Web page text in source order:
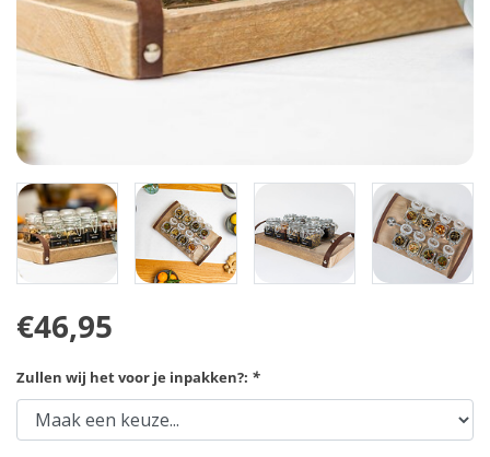
€46,95
Zullen wij het voor je inpakken?: *